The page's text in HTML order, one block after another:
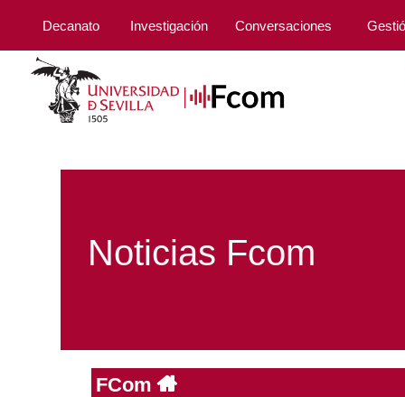
Decanato Investigación Conversaciones
Noticias Fcom
FCom